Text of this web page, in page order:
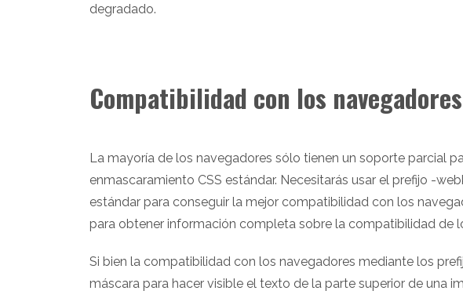
degradado.
Compatibilidad con los navegadores
La mayoría de los navegadores sólo tienen un soporte parcial
enmascaramiento CSS estándar. Necesitarás usar el prefijo -
estándar para conseguir la mejor compatibilidad con los
para obtener información completa sobre la compatibilidad de
Si bien la compatibilidad con los navegadores mediante los
máscara para hacer visible el texto de la parte superior de una